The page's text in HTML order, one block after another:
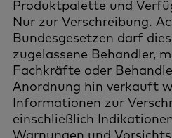
Produktpalette und
Nur zur Verschreibung.
Bundesgesetzen darf
zugelassene Behandler,
Fachkräfte oder
Anordnung hin verkauft
Informationen zur
einschließlich